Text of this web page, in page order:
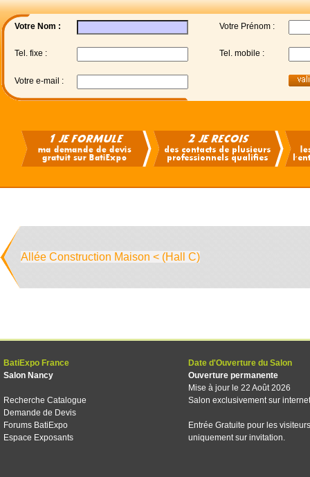
Votre Nom : Votre Prénom :
Tel. fixe : Tel. mobile :
Votre e-mail :
Allée Construction Maison < (Hall C)
BatiExpo France
Salon Nancy
Recherche Catalogue
Demande de Devis
Forums BatiExpo
Espace Exposants
Date d'Ouverture du Salon
Ouverture permanente
Mise à jour le 22 Août 2026
Salon exclusivement sur internet
Entrée Gratuite pour les visiteurs
uniquement sur invitation.